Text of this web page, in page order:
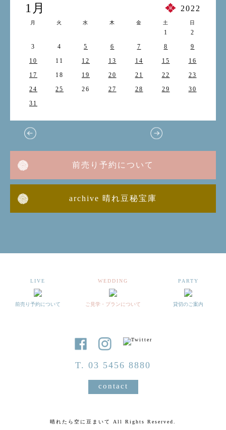
1月 2022
月 火 水 木 金 土 日
1
2
3
4 5 6 7 8
9
10
11 12 13 14 15
16
17
18 19 20 21 22
23
24
25 26 27 28 29
30
31
前売り予約について
archive 晴れ豆秘宝庫
LIVE
前売り予約について
WEDDING
ご見学・プランについて
PARTY
貸切のご案内
T. 03 5456 8880
contact
晴れたら空に豆まいて All Rights Reserved.